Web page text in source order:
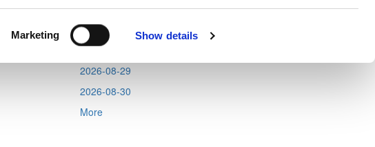
Marketing Show details
2026-08-11
2026-08-12
2026-08-13
2026-08-29
2026-08-30
More